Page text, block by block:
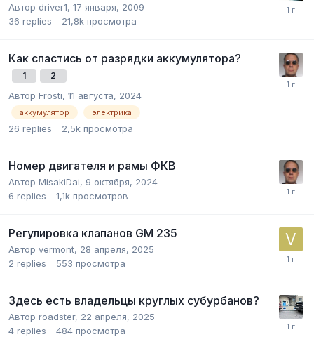
Автор driver1, 17 января, 2009
36 replies 21,8k просмотра
Как спастись от разрядки аккумулятора?
1 2
Автор Frosti, 11 августа, 2024
аккумулятор электрика
26 replies 2,5k просмотра
Номер двигателя и рамы ФКВ
Автор MisakiDai, 9 октября, 2024
6 replies 1,1k просмотров
Регулировка клапанов GM 235
Автор vermont, 28 апреля, 2025
2 replies 553 просмотра
Здесь есть владельцы круглых субурбанов?
Автор roadster, 22 апреля, 2025
4 replies 484 просмотра